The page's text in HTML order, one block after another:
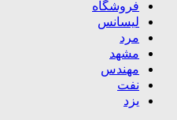
فروشگاه
لیسانس
مرد
مشهد
مهندس
نفت
یزد